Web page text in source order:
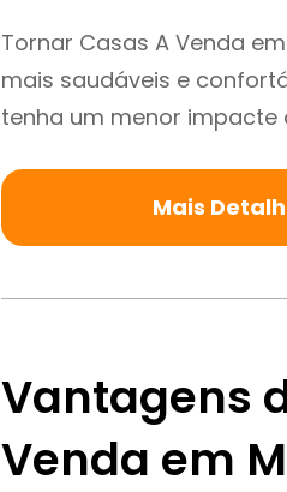
Tornar Casas A Venda
mais saudáveis e
tenha um menor impacte
Mais
Vantagens
Venda em